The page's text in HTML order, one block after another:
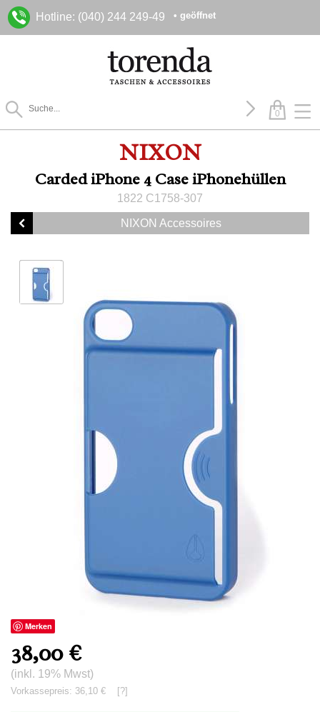
Hotline: (040) 244 249-49 • geöffnet
0
NIXON
Carded iPhone 4 Case iPhonehüllen
1822 C1758-307
NIXON Accessoires
Merken
38,00 €
(inkl. 19% Mwst)
Vorkassepreis: 36,10 € [?]